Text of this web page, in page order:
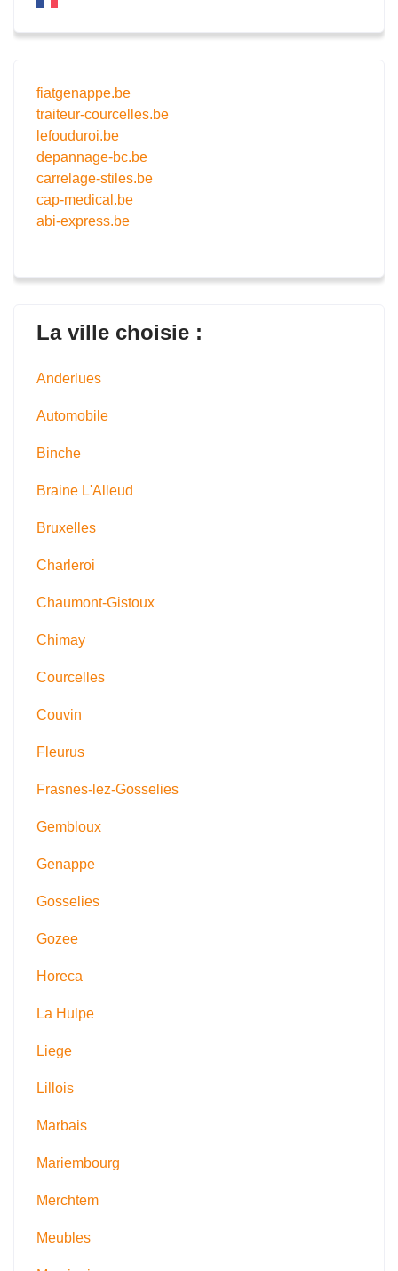
fiatgenappe.be
traiteur-courcelles.be
lefouduroi.be
depannage-bc.be
carrelage-stiles.be
cap-medical.be
abi-express.be
La ville choisie :
Anderlues
Automobile
Binche
Braine L'Alleud
Bruxelles
Charleroi
Chaumont-Gistoux
Chimay
Courcelles
Couvin
Fleurus
Frasnes-lez-Gosselies
Gembloux
Genappe
Gosselies
Gozee
Horeca
La Hulpe
Liege
Lillois
Marbais
Mariembourg
Merchtem
Meubles